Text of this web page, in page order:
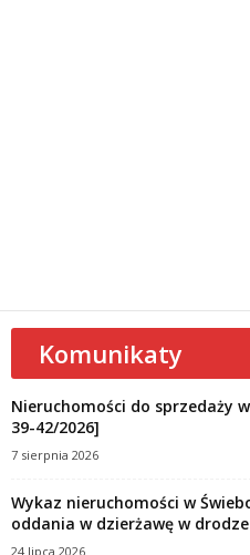
Komunikaty
Nieruchomości do sprzedaży
39-42/2026]
7 sierpnia 2026
Wykaz nieruchomości w
oddania w dzierżawę w
24 lipca 2026